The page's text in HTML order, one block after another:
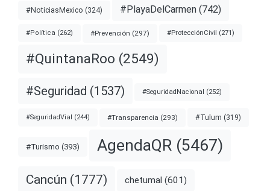
#NoticiasMexico (324) #PlayaDelCarmen (742)
#Política (262) #Prevención (297) #ProtecciónCivil (271)
#QuintanaRoo (2549)
#Seguridad (1537) #SeguridadNacional (252)
#SeguridadVial (244) #Transparencia (293) #Tulum (319)
#Turismo (393) AgendaQR (5467)
Cancún (1777) chetumal (601)